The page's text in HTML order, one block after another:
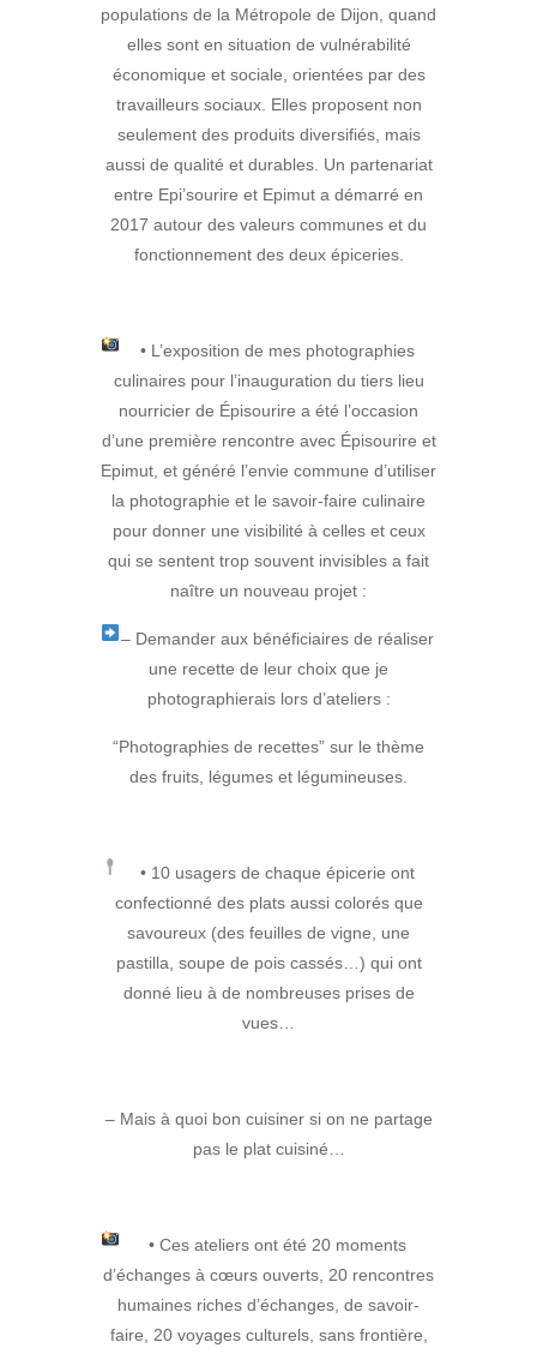
populations de la Métropole de Dijon, quand
elles sont en situation de vulnérabilité
économique et sociale, orientées par des
travailleurs sociaux. Elles proposent non
seulement des produits diversifiés, mais
aussi de qualité et durables. Un partenariat
entre Epi’sourire et Epimut a démarré en
2017 autour des valeurs communes et du
fonctionnement des deux épiceries.
• L’exposition de mes photographies
culinaires pour l’inauguration du tiers lieu
nourricier de Épisourire a été l’occasion
d’une première rencontre avec Épisourire et
Epimut, et généré l’envie commune d’utiliser
la photographie et le savoir-faire culinaire
pour donner une visibilité à celles et ceux
qui se sentent trop souvent invisibles a fait
naître un nouveau projet :
– Demander aux bénéficiaires de réaliser
une recette de leur choix que je
photographierais lors d’ateliers :
“Photographies de recettes” sur le thème
des fruits, légumes et légumineuses.
• 10 usagers de chaque épicerie ont
confectionné des plats aussi colorés que
savoureux (des feuilles de vigne, une
pastilla, soupe de pois cassés…) qui ont
donné lieu à de nombreuses prises de
vues…
– Mais à quoi bon cuisiner si on ne partage
pas le plat cuisiné…
• Ces ateliers ont été 20 moments
d’échanges à cœurs ouverts, 20 rencontres
humaines riches d’échanges, de savoir-
faire, 20 voyages culturels, sans frontière,